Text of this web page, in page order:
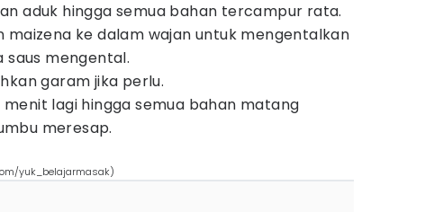
aduk hingga semua bahan tercampur rata.
maizena ke dalam wajan untuk mengentalkan
saus mengental.
garam jika perlu.
lagi hingga semua bahan matang
meresap.
yuk_belajarmasak)